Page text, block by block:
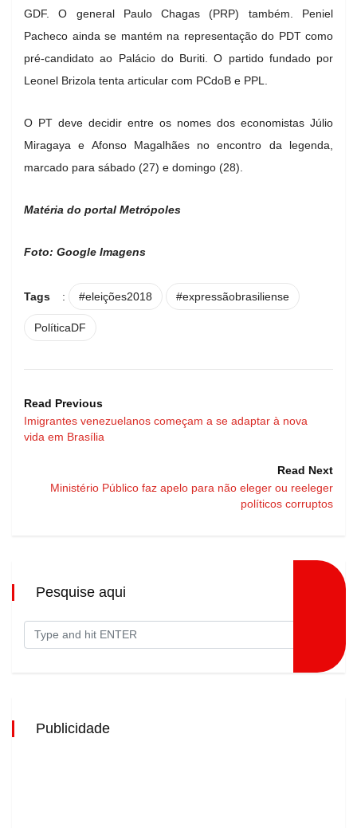
GDF. O general Paulo Chagas (PRP) também. Peniel
Pacheco ainda se mantém na representação do PDT como
pré-candidato ao Palácio do Buriti. O partido fundado por
Leonel Brizola tenta articular com PCdoB e PPL.
O PT deve decidir entre os nomes dos economistas Júlio
Miragaya e Afonso Magalhães no encontro da legenda,
marcado para sábado (27) e domingo (28).
Matéria do portal Metrópoles
Foto: Google Imagens
Tags : #eleições2018 #expressãobrasiliense
PolíticaDF
Read Previous
Imigrantes venezuelanos começam a se adaptar à nova
vida em Brasília
Read Next
Ministério Público faz apelo para não eleger ou reeleger
políticos corruptos
Pesquise aqui
Publicidade